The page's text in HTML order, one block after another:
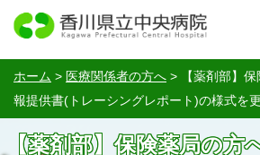
ホーム > 医療関係者の方へ >
【薬剤部】
報提供書(トレーシングレポート)の様式を
【薬剤部】保険薬局の方